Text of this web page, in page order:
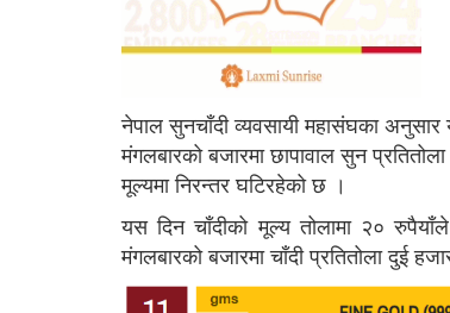
नेपाल सुनचाँदी व्यवसायी महासंघका
मंगलबारको बजारमा छापावाल सुन
मूल्यमा निरन्तर घटिरहेको छ ।
यस दिन चाँदीको मूल्य तोलामा २०
मंगलबारको बजारमा चाँदी प्रतितोला दुई